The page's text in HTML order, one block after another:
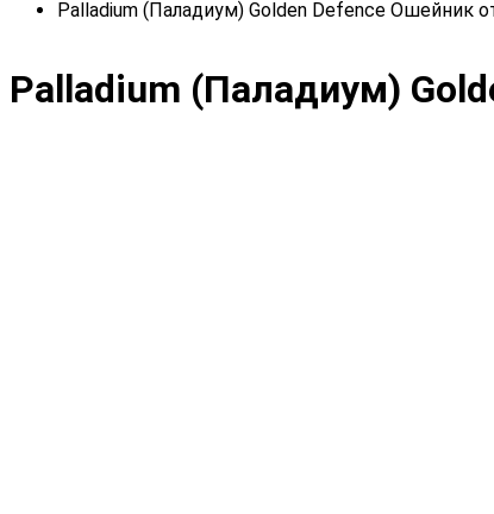
Palladium (Паладиум) Golden Defence Ошейник
Palladium (Паладиум)